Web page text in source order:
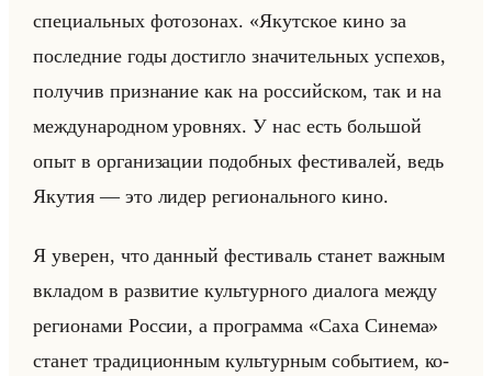
спе­ци­альных фо­то­зо­нах. «Якутское кино за
последние годы достигло значительных успехов,
получив признание как на российском, так и на
международном уровнях. У нас есть большой
опыт в организации подобных фестивалей, ведь
Якутия — это лидер регионального кино.
Я уверен, что данный фестиваль станет важным
вкладом в развитие культурного диалога между
регионами России, а программа «Саха Синема»
ста­нет тра­ди­ци­он­ным культур­ным со­бы­ти­ем, ко­